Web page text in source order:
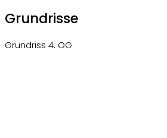
Grundrisse
Grundriss 4. OG